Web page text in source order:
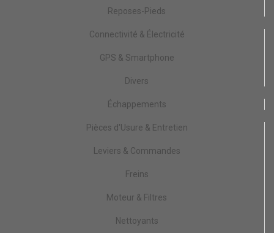
Reposes-Pieds
Connectivité & Électricité
GPS & Smartphone
Divers
Échappements
Pièces d'Usure & Entretien
Leviers & Commandes
Freins
Moteur & Filtres
Nettoyants